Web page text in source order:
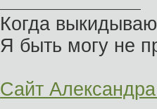
Когда
Я быть могу не
Сайт